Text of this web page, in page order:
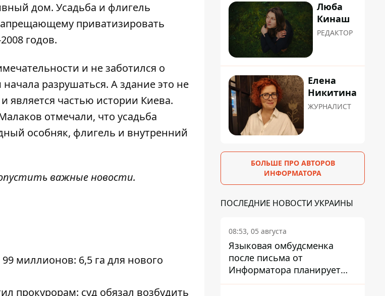
дом. Усадьба и флигель
приватизировать
годов.
и не заботился о
разрушаться. А здание это не
является частью истории Киева.
отмечали, что усадьба
особняк, флигель и внутренний
важные новости.
миллионов: 6,5 га для нового
прокурорам: суд обязал возбудить
Люба
Кинаш
РЕДАКТОР
Елена
Никитина
ЖУРНАЛИСТ
БОЛЬШЕ ПРО АВТОРОВ
ИНФОРМАТОРА
ПОСЛЕДНИЕ НОВОСТИ УКРАИНЫ
08:53, 05 августа
Языковая омбудсменка
после письма от
Информатора планирует
наказать компанию-